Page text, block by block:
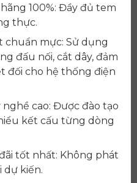
100%: Đầy đủ tem
thực.
mực: Sử dụng
đấu nối, cắt dây, đảm
đối cho hệ thống điện
cao: Được đào tạo
kết cấu từng dòng
tốt nhất: Không phát
dự kiến.